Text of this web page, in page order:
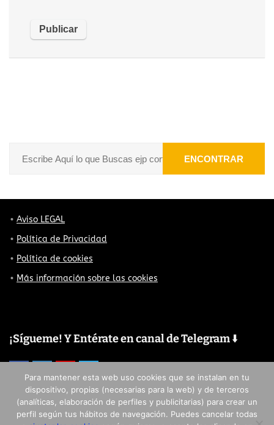
ENCONTRAR
Aviso LEGAL
Política de Privacidad
Política de cookies
Más información sobre las cookies
¡Sígueme! Y Entérate en canal de Telegram ⬇️
© 2017 - 2018 coconuxshop.com
Para mantener esta web uso cookies que se instalan en tu
dispositivo, propias (necesarias para la web) y de terceros
(analíticas, elaboración de perfiles y publicitarias) para crear un
perfil según tus hábitos de navegación. Puedes cancelar todas